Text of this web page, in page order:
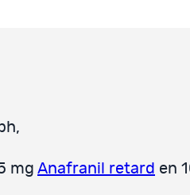
mg Anafranil retard en